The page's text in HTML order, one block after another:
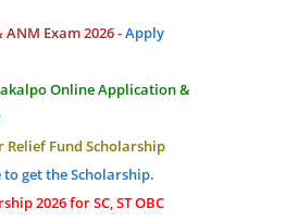
ANM Exam 2026 -Apply
Online Application &
Relief Fund Scholarship
to get the Scholarship.
2026 for SC, ST OBC